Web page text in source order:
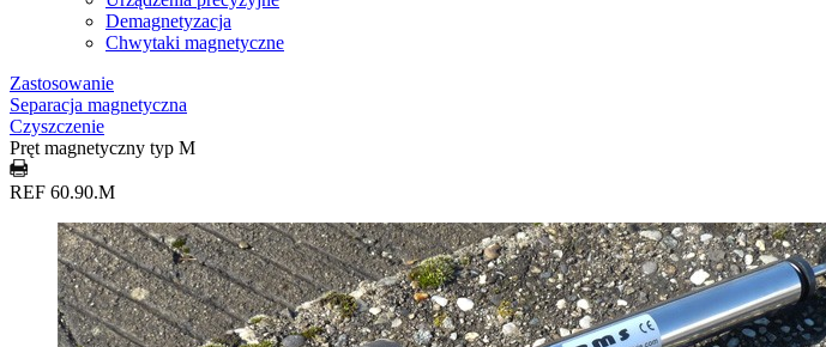
Demagnetyzacja
Chwytaki magnetyczne
Zastosowanie
Separacja magnetyczna
Czyszczenie
Pręt magnetyczny typ M
REF 60.90.M